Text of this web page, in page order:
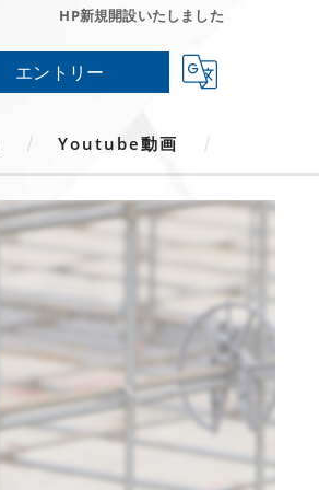
HP新規開設いたしました
エントリー
Youtube動画